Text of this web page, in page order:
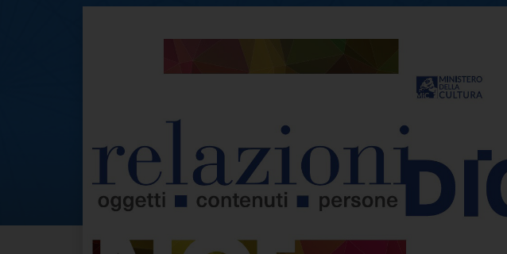
RELAZIONI DIGITALI.